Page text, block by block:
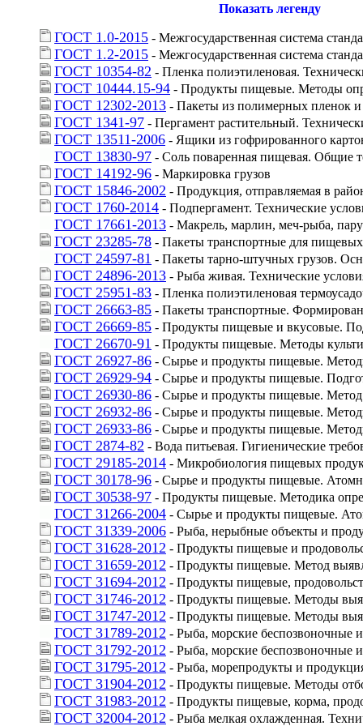
Показать легенду
ГОСТ 1.0-2015 - Межгосударственная система
ГОСТ 1.2-2015 - Межгосударственная система
ГОСТ 10354-82 - Пленка полиэтиленовая.
ГОСТ 10444.15-94 - Продукты пищевые. Методы
ГОСТ 12302-2013 - Пакеты из полимерных пленок
ГОСТ 1341-97 - Пергамент растительный.
ГОСТ 13511-2006 - Ящики из гофрированного
ГОСТ 13830-97 - Соль поваренная пищевая. Общие
ГОСТ 14192-96 - Маркировка грузов
ГОСТ 15846-2002 - Продукция, отправляемая в
ГОСТ 1760-2014 - Подпергамент. Технические
ГОСТ 17661-2013 - Макрель, марлин, меч-рыба,
ГОСТ 23285-78 - Пакеты транспортные для
ГОСТ 24597-81 - Пакеты тарно-штучных грузов.
ГОСТ 24896-2013 - Рыба живая. Технические
ГОСТ 25951-83 - Пленка полиэтиленовая
ГОСТ 26663-85 - Пакеты транспортные.
ГОСТ 26669-85 - Продукты пищевые и вкусовые.
ГОСТ 26670-91 - Продукты пищевые. Методы
ГОСТ 26927-86 - Сырье и продукты пищевые.
ГОСТ 26929-94 - Сырье и продукты пищевые.
ГОСТ 26930-86 - Сырье и продукты пищевые.
ГОСТ 26932-86 - Сырье и продукты пищевые.
ГОСТ 26933-86 - Сырье и продукты пищевые.
ГОСТ 2874-82 - Вода питьевая. Гигиенические
ГОСТ 29185-2014 - Микробиология пищевых
ГОСТ 30178-96 - Сырье и продукты пищевые.
ГОСТ 30538-97 - Продукты пищевые. Методика
ГОСТ 31266-2004 - Сырье и продукты пищевые.
ГОСТ 31339-2006 - Рыба, нерыбные объекты и
ГОСТ 31628-2012 - Продукты пищевые и
ГОСТ 31659-2012 - Продукты пищевые. Метод
ГОСТ 31694-2012 - Продукты пищевые,
ГОСТ 31746-2012 - Продукты пищевые. Методы
ГОСТ 31747-2012 - Продукты пищевые. Методы
ГОСТ 31789-2012 - Рыба, морские беспозвоночные
ГОСТ 31792-2012 - Рыба, морские беспозвоночные
ГОСТ 31795-2012 - Рыба, морепродукты и
ГОСТ 31904-2012 - Продукты пищевые. Методы
ГОСТ 31983-2012 - Продукты пищевые, корма,
ГОСТ 32004-2012 - Рыба мелкая охлажденная.